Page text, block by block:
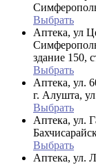
Выбрать
Аптека, ул
здание 150,
Выбрать
Аптека, ул.
г. Алушта,
Выбрать
Аптека, ул.
Выбрать
Аптека, ул.